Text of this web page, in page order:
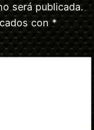
será publicada.
con *